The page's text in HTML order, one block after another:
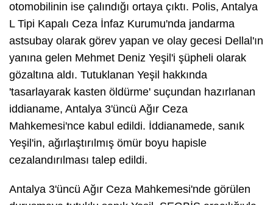
otomobilinin ise çalındığı ortaya çıktı. Polis, Antalya
L Tipi Kapalı Ceza İnfaz Kurumu'nda jandarma
astsubay olarak görev yapan ve olay gecesi Dellal'ın
yanına gelen Mehmet Deniz Yeşil'i şüpheli olarak
gözaltına aldı. Tutuklanan Yeşil hakkında
'tasarlayarak kasten öldürme' suçundan hazırlanan
iddianame, Antalya 3'üncü Ağır Ceza
Mahkemesi'nce kabul edildi. İddianamede, sanık
Yeşil'in, ağırlaştırılmış ömür boyu hapisle
cezalandırılması talep edildi.
Antalya 3'üncü Ağır Ceza Mahkemesi'nde görülen